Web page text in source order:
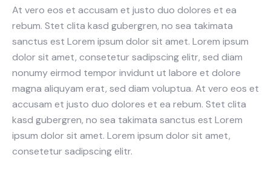
At vero eos et accusam et justo duo dolores et ea
rebum. Stet clita kasd gubergren, no sea takimata
sanctus est Lorem ipsum dolor sit amet. Lorem ipsum
dolor sit amet, consetetur sadipscing elitr, sed diam
nonumy eirmod tempor invidunt ut labore et dolore
magna aliquyam erat, sed diam voluptua. At vero eos et
accusam et justo duo dolores et ea rebum. Stet clita
kasd gubergren, no sea takimata sanctus est Lorem
ipsum dolor sit amet. Lorem ipsum dolor sit amet,
consetetur sadipscing elitr.